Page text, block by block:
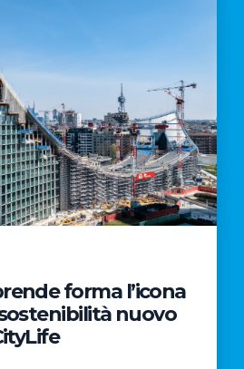
forma l’icona
nuovo
News